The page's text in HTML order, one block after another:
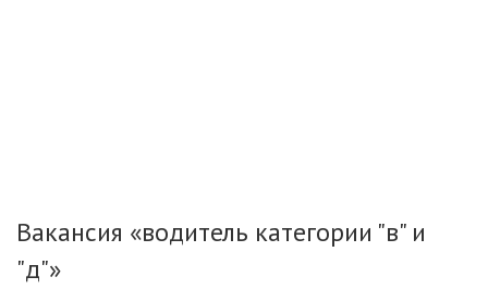
Вакансия «водитель категории "в" и
"д"»